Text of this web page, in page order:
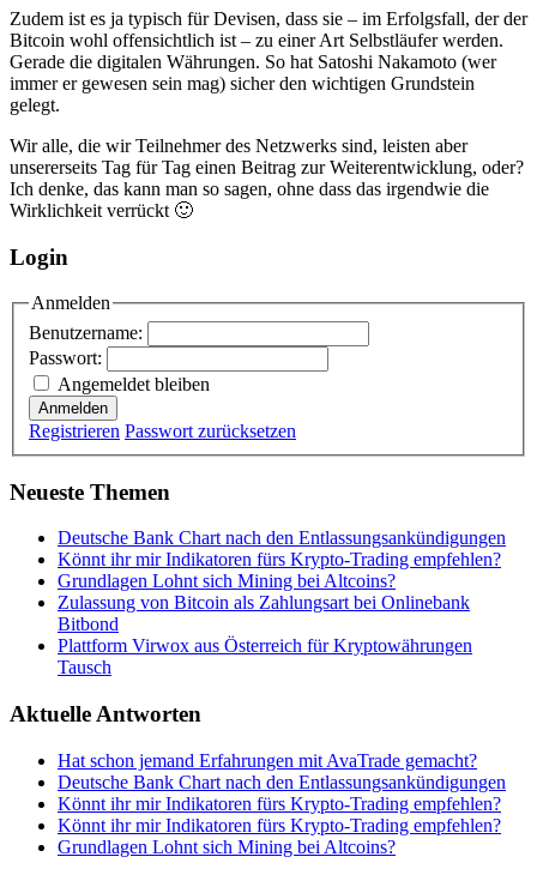
Zudem ist es ja typisch für Devisen, dass sie – im Erfolgsfall, der der
Bitcoin wohl offensichtlich ist – zu einer Art Selbstläufer werden.
Gerade die digitalen Währungen. So hat Satoshi Nakamoto (wer
immer er gewesen sein mag) sicher den wichtigen Grundstein
gelegt.
Wir alle, die wir Teilnehmer des Netzwerks sind, leisten aber
unsererseits Tag für Tag einen Beitrag zur Weiterentwicklung, oder?
Ich denke, das kann man so sagen, ohne dass das irgendwie die
Wirklichkeit verrückt 🙂
Login
Anmelden
Benutzername:
Passwort:
Angemeldet bleiben
Anmelden
Registrieren Passwort zurücksetzen
Neueste Themen
Deutsche Bank Chart nach den Entlassungsankündigungen
Könnt ihr mir Indikatoren fürs Krypto-Trading empfehlen?
Grundlagen Lohnt sich Mining bei Altcoins?
Zulassung von Bitcoin als Zahlungsart bei Onlinebank
Bitbond
Plattform Virwox aus Österreich für Kryptowährungen
Tausch
Aktuelle Antworten
Hat schon jemand Erfahrungen mit AvaTrade gemacht?
Deutsche Bank Chart nach den Entlassungsankündigungen
Könnt ihr mir Indikatoren fürs Krypto-Trading empfehlen?
Könnt ihr mir Indikatoren fürs Krypto-Trading empfehlen?
Grundlagen Lohnt sich Mining bei Altcoins?